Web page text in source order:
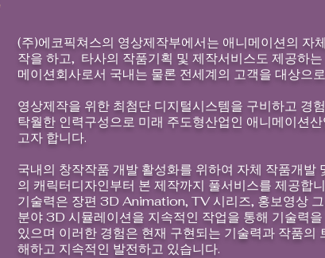
(주)에코픽쳐스의 영상제작부에서는 애니메이션의 자
작을 하고, 타사의 작품기획 및 제작서비스도 제공하는
메이션회사로서 국내는 물론 전세계의 고객을 대상으
영상제작을 위한 최첨단 디지털시스템을 구비하고 경
탁월한 인력구성으로 미래 주도형산업인 애니메이션
고자 합니다.
국내의 창작작품 개발 활성화를 위하여 자체 작품개발
의 캐릭터디자인부터 본 제작까지 풀서비스를 제공합
기술력은 장편 3D Animation, TV 시리즈, 홍보영상
분야 3D 시뮬레이션을 지속적인 작업을 통해 기술력
있으며 이러한 경험은 현재 구현되는 기술력과 작품의
해하고 지속적인 발전하고 있습니다.